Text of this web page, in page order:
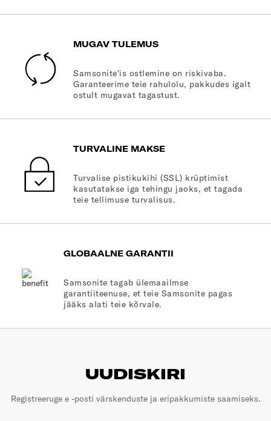
MUGAV TULEMUS
Samsonite'is ostlemine on riskivaba.
Garanteerime teie rahulolu, pakkudes igalt
ostult mugavat tagastust.
TURVALINE MAKSE
Turvalise pistikukihi (SSL) krüptimist
kasutatakse iga tehingu jaoks, et tagada
teie tellimuse turvalisus.
GLOBAALNE GARANTII
Samsonite tagab ülemaailmse
garantiiteenuse, et teie Samsonite pagas
jääks alati teie kõrvale.
UUDISKIRI
Registreeruge e -posti värskenduste ja eripakkumiste saamiseks.